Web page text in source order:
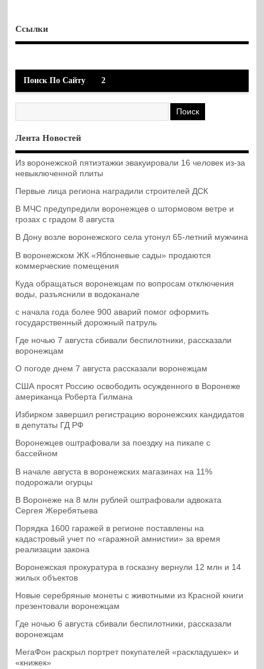
Ссылки
Поиск По Сайту 2
Лента Новостей
Из воронежской пятиэтажки эвакуировали 16 человек из-за
невыключенной плиты
Первые лица региона наградили строителей ДСК
В МЧС предупредили воронежцев о штормовом ветре и
грозах с градом 8 августа
В Дону возле воронежского села утонул 65-летний мужчина
В воронежском ЖК «Яблоневые сады» продаются
коммерческие помещения
Куда обращаться воронежцам по вопросам отключения
воды, разъяснили в водоканале
с начала года более 900 аварий помог оформить
государственный дорожный патруль
Где ночью 7 августа сбивали беспилотники, рассказали
воронежцам
О погоде днем 7 августа рассказали воронежцам
США просят Россию освободить осужденного в Воронеже
американца Роберта Гилмана
Избирком завершил регистрацию воронежских кандидатов
в депутаты ГД РФ
Воронежцев оштрафовали за поездку на пикапе с
бассейном
В начале августа в воронежских магазинах на 11%
подорожали огурцы
В Воронеже на 8 млн рублей оштрафовали адвоката
Сергея Жеребятьева
Порядка 1600 гаражей в регионе поставлены на
кадастровый учет по «гаражной амнистии» за время
реализации закона
Воронежская прокуратура в госказну вернули 12 млн и 14
жилых объектов
Новые серебряные монеты с животными из Красной книги
презентовали воронежцам
Где ночью 6 августа сбивали беспилотники, рассказали
воронежцам
МегаФон раскрыл портрет покупателей «раскладушек» и
«книжек»